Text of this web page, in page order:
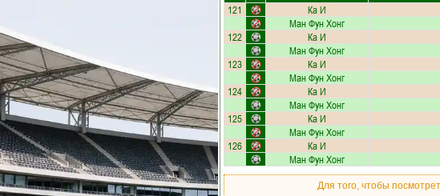
121 Ка И
Ман Фун Хонг
122 Ка И
Ман Фун Хонг
123 Ка И
Ман Фун Хонг
124 Ка И
Ман Фун Хонг
125 Ка И
Ман Фун Хонг
126 Ка И
Ман Фун Хонг
Для того, чтобы